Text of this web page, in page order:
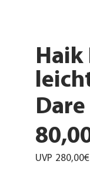
Haik
UVP 280,00€